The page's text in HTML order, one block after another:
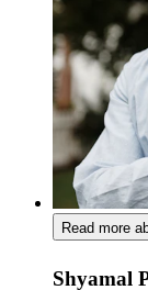
Read more
Shyamal